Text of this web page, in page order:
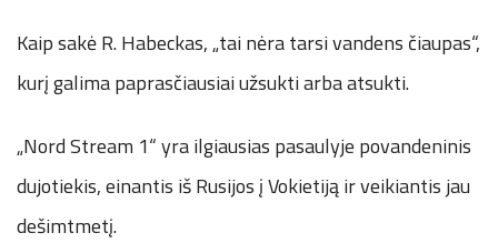
Kaip sakė R. Habeckas, „tai nėra tarsi vandens čiaupas“,
kurį galima paprasčiausiai užsukti arba atsukti.
„Nord Stream 1“ yra ilgiausias pasaulyje povandeninis
dujotiekis, einantis iš Rusijos į Vokietiją ir veikiantis jau
dešimtmetį.